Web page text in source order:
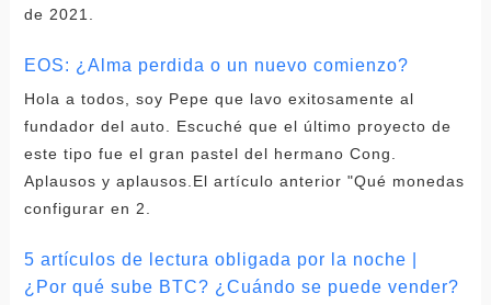
de 2021.
EOS: ¿Alma perdida o un nuevo comienzo?
Hola a todos, soy Pepe que lavo exitosamente al
fundador del auto. Escuché que el último proyecto de
este tipo fue el gran pastel del hermano Cong.
Aplausos y aplausos.El artículo anterior "Qué monedas
configurar en 2.
5 artículos de lectura obligada por la noche |
¿Por qué sube BTC? ¿Cuándo se puede vender?